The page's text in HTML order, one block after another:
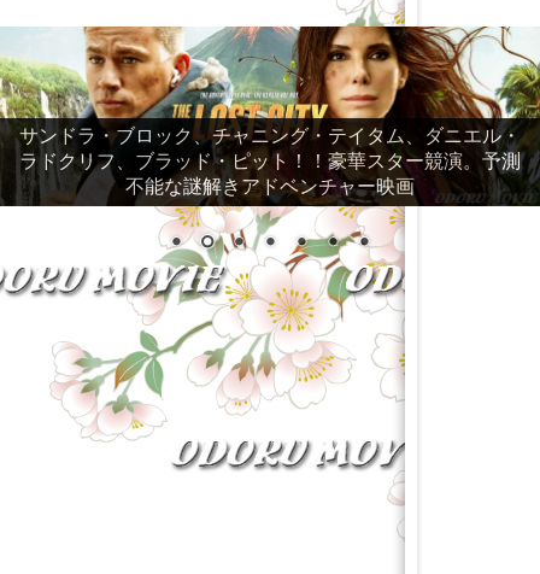
サンドラ・ブロック、チャニング・テイタム、ダニエル・
ラドクリフ、ブラッド・ピット！！豪華スター競演。予測
不能な謎解きアドベンチャー映画